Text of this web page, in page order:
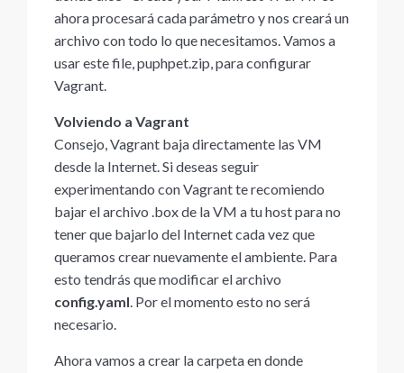
ahora procesará cada parámetro y nos creará un
archivo con todo lo que necesitamos. Vamos a
usar este file, puphpet.zip, para configurar
Vagrant.
Volviendo a Vagrant
Consejo, Vagrant baja directamente las VM
desde la Internet. Si deseas seguir
experimentando con Vagrant te recomiendo
bajar el archivo .box de la VM a tu host para no
tener que bajarlo del Internet cada vez que
queramos crear nuevamente el ambiente. Para
esto tendrás que modificar el archivo
config.yaml. Por el momento esto no será
necesario.
Ahora vamos a crear la carpeta en donde